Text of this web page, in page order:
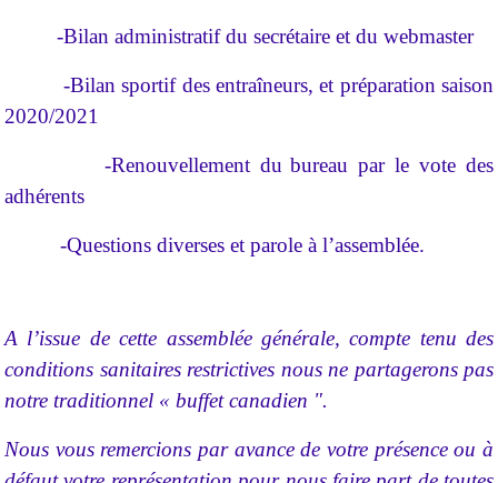
-Bilan administratif du secrétaire et du webmaster
-Bilan sportif des entraîneurs, et préparation saison
2020/2021
-Renouvellement du bureau par le vote des
adhérents
-Questions diverses et parole à l’assemblée.
A l’issue de cette assemblée générale, compte tenu des
conditions sanitaires restrictives nous ne partagerons pas
notre traditionnel « buffet canadien ".
Nous vous remercions par avance de votre présence ou à